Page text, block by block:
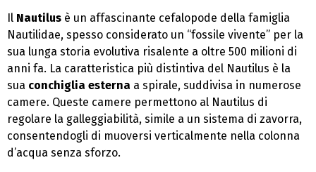
Il Nautilus è un affascinante cefalopode della famiglia
Nautilidae, spesso considerato un “fossile vivente” per la
sua lunga storia evolutiva risalente a oltre 500 milioni di
anni fa. La caratteristica più distintiva del Nautilus è la
sua conchiglia esterna a spirale, suddivisa in numerose
camere. Queste camere permettono al Nautilus di
regolare la galleggiabilità, simile a un sistema di zavorra,
consentendogli di muoversi verticalmente nella colonna
d’acqua senza sforzo.